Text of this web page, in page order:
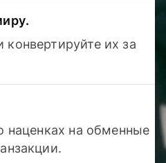
их за
наценках на обменные